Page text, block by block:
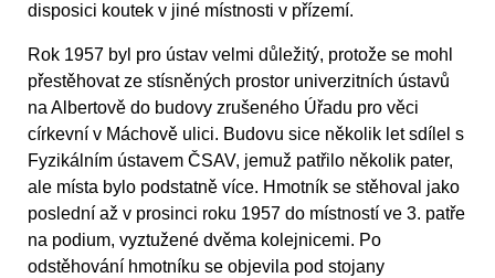
disposici koutek v jiné místnosti v přízemí.
Rok 1957 byl pro ústav velmi důležitý, protože se mohl
přestěhovat ze stísněných prostor univerzitních ústavů
na Albertově do budovy zrušeného Úřadu pro věci
církevní v Máchově ulici. Budovu sice několik let sdílel s
Fyzikálním ústavem ČSAV, jemuž patřilo několik pater,
ale místa bylo podstatně více. Hmotník se stěhoval jako
poslední až v prosinci roku 1957 do místností ve 3. patře
na podium, vyztužené dvěma kolejnicemi. Po
odstěhování hmotníku se objevila pod stojany